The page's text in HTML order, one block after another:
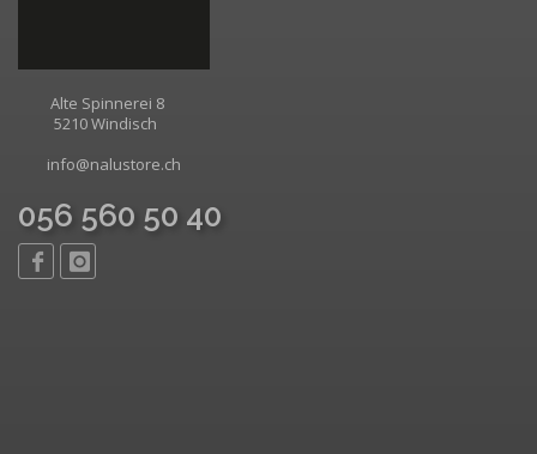
Alte Spinnerei 8
5210 Windisch
info@nalustore.ch
056 560 50 40